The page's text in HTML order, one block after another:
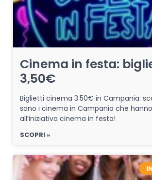
Cinema in festa:
3,50€
Biglietti cinema 3.50€ in Campania:
sono i cinema in Campania che
all’iniziativa cinema in festa!
SCOPRI »